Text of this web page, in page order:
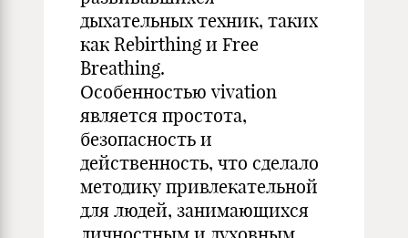
дыхательных техник, таких
как Rebirthing и Free
Breathing.
Особенностью vivation
является простота,
безопасность и
действенность, что сделало
методику привлекательной
для людей, занимающихся